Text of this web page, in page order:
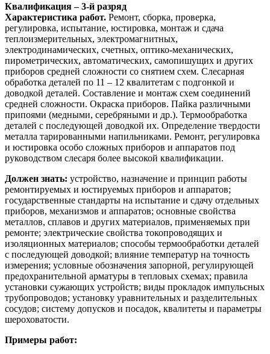
Квалификация – 3-й разряд
Характеристика работ. Ремонт, сборка, проверка,
регулировка, испытание, юстировка, монтаж и сдача
теплоизмерительных, электромагнитных,
электродинамических, счетных, оптико-механических,
пирометрических, автоматических, самопишущих и других
приборов средней сложности со снятием схем. Слесарная
обработка деталей по 11 – 12 квалитетам с подгонкой и
доводкой деталей. Составление и монтаж схем соединений
средней сложности. Окраска приборов. Пайка различными
припоями (медными, серебряными и др.). Термообработка
деталей с последующей доводкой их. Определение твердости
металла тарированными напильниками. Ремонт, регулировка
и юстировка особо сложных приборов и аппаратов под
руководством слесаря более высокой квалификации.
Должен знать: устройство, назначение и принцип работы
ремонтируемых и юстируемых приборов и аппаратов;
государственные стандарты на испытание и сдачу отдельных
приборов, механизмов и аппаратов; основные свойства
металлов, сплавов и других материалов, применяемых при
ремонте; электрические свойства токопроводящих и
изоляционных материалов; способы термообработки деталей
с последующей доводкой; влияние температур на точность
измерения; условные обозначения запорной, регулирующей
предохранительной арматуры в тепловых схемах; правила
установки сужающих устройств; виды прокладок импульсных
трубопроводов; установку уравнительных и разделительных
сосудов; систему допусков и посадок, квалитеты и параметры
шероховатости.
Примеры работ: